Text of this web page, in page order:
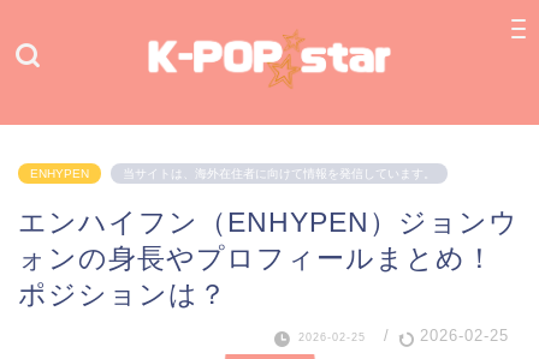
ENHYPEN 当サイトは、海外在住者に向けて情報を発信しています。
エンハイフン（ENHYPEN）ジョンウ
ォンの身長やプロフィールまとめ！
ポジションは？
2026-02-25 / 2026-02-25